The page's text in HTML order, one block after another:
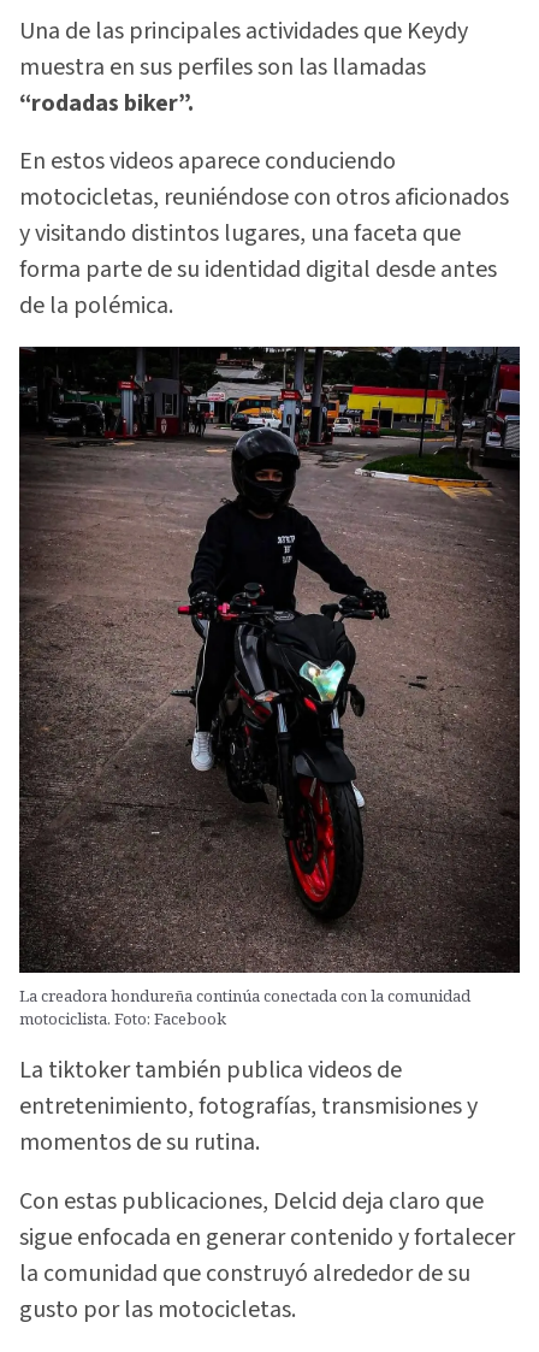
Una de las principales actividades que Keydy
muestra en sus perfiles son las llamadas
“rodadas biker”.
En estos videos aparece conduciendo
motocicletas, reuniéndose con otros aficionados
y visitando distintos lugares, una faceta que
forma parte de su identidad digital desde antes
de la polémica.
La creadora hondureña continúa conectada con la comunidad
motociclista. Foto: Facebook
La tiktoker también publica videos de
entretenimiento, fotografías, transmisiones y
momentos de su rutina.
Con estas publicaciones, Delcid deja claro que
sigue enfocada en generar contenido y fortalecer
la comunidad que construyó alrededor de su
gusto por las motocicletas.